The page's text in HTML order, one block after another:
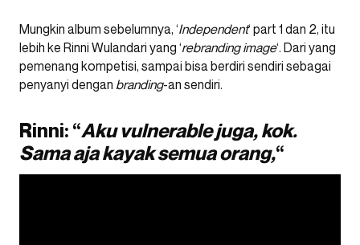
Mungkin album sebelumnya, ‘Independent‘ part 1 dan 2, itu
lebih ke Rinni Wulandari yang ‘rebranding image‘. Dari yang
pemenang kompetisi, sampai bisa berdiri sendiri sebagai
penyanyi dengan branding-an sendiri.
Rinni: “Aku vulnerable juga, kok.
Sama aja kayak semua orang,“